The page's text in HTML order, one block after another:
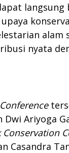
langsung
alam
nyata
Ariyoga
Conservation
Casandra